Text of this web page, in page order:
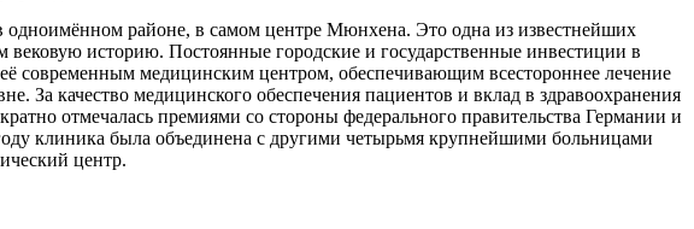
районе, в самом центре Мюнхена. Это одна из известнейших
историю. Постоянные городские и государственные инвестиции в
современным медицинским центром, обеспечивающим всестороннее лечение
За качество медицинского обеспечения пациентов и вклад в здравоохранения
отмечалась премиями со стороны федерального правительства Германии и
клиника была объединена с другими четырьмя крупнейшими больницами
центр.